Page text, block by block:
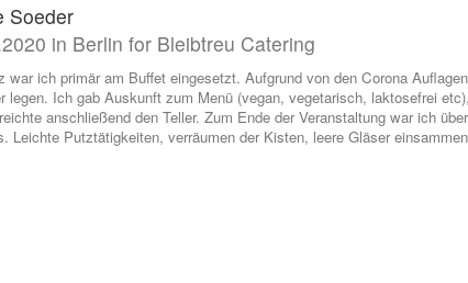
Soeder
in Berlin for Bleibtreu Catering
war ich primär am Buffet eingesetzt. Aufgrund von den Corona
legen. Ich gab Auskunft zum Menü (vegan, vegetarisch, laktosefrei
anschließend den Teller. Zum Ende der Veranstaltung war ich
Leichte Putztätigkeiten, verräumen der Kisten, leere Gläser